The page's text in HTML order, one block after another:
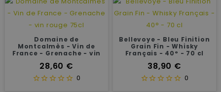
Domaine de
Montcalmès - Vin de
France - Grenache - vin
Prix
28,60 €
0
Bellevoye - Bleu Finition
Grain Fin - Whisky
Français - 40° - 70 cl
Prix
38,90 €
0